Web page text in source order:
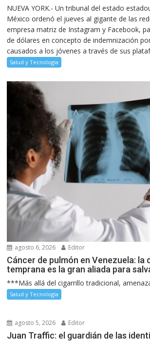
NUEVA YORK.- Un tribunal del estado
México ordenó el jueves al gigante de las
empresa matriz de Instagram y Facebook,
de dólares en concepto de indemnización
causados a los jóvenes a través de sus
Salud y Tecnología
agosto 6, 2026 Editor
Cáncer de pulmón en Venezuela: la
temprana es la gran aliada para
***Más allá del cigarrillo tradicional,
Salud y Tecnología
agosto 5, 2026 Editor
Juan Traffic: el guardián de las